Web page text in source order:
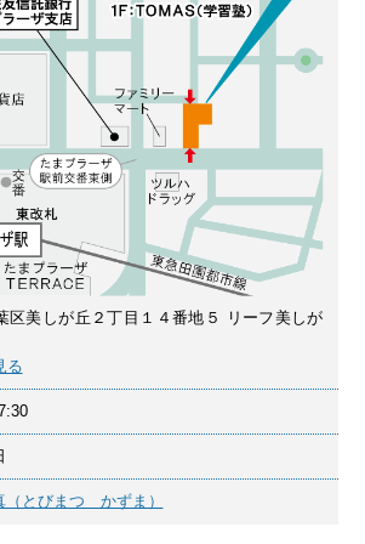
区美しが丘２丁目１４番地５ リーフ美しが
る
とびまつ かずま）